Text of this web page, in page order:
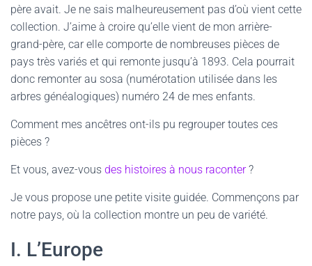
père avait. Je ne sais malheureusement pas d’où vient cette
collection. J’aime à croire qu’elle vient de mon arrière-
grand-père, car elle comporte de nombreuses pièces de
pays très variés et qui remonte jusqu’à 1893. Cela pourrait
donc remonter au sosa (numérotation utilisée dans les
arbres généalogiques) numéro 24 de mes enfants.
Comment mes ancêtres ont-ils pu regrouper toutes ces
pièces ?
Et vous, avez-vous des histoires à nous raconter?
Je vous propose une petite visite guidée. Commençons par
notre pays, où la collection montre un peu de variété.
I. L’Europe